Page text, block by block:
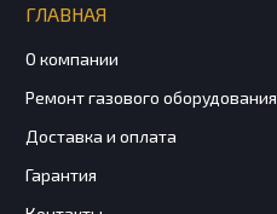
ГЛАВНАЯ
О компании
Ремонт газового оборудования
Доставка и оплата
Гарантия